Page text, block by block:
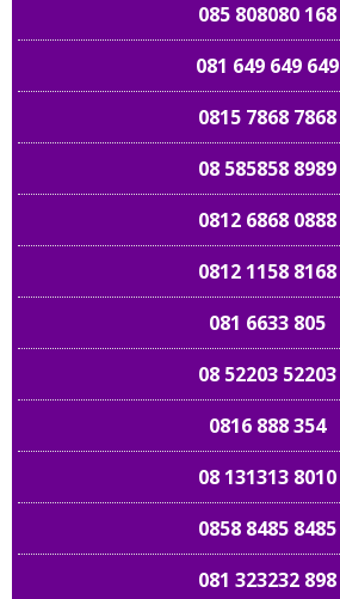
085 808080 168
081 649 649 649
0815 7868 7868
08 585858 8989
0812 6868 0888
0812 1158 8168
081 6633 805
08 52203 52203
0816 888 354
08 131313 8010
0858 8485 8485
081 323232 898